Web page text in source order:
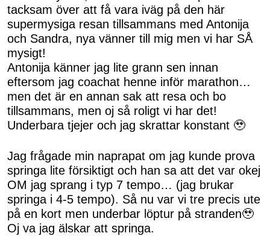
tacksam över att få vara iväg på den här
supermysiga resan tillsammans med Antonija
och Sandra, nya vänner till mig men vi har SÅ
mysigt!
Antonija känner jag lite grann sen innan
eftersom jag coachat henne inför marathon…
men det är en annan sak att resa och bo
tillsammans, men oj så roligt vi har det!
Underbara tjejer och jag skrattar konstant 🥹
Jag frågade min naprapat om jag kunde prova
springa lite försiktigt och han sa att det var okej
OM jag sprang i typ 7 tempo… (jag brukar
springa i 4-5 tempo). Så nu var vi tre precis ute
på en kort men underbar löptur på stranden🥹
Oj va jag älskar att springa.